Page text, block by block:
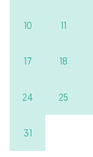
10 11
17 18
24 25
31